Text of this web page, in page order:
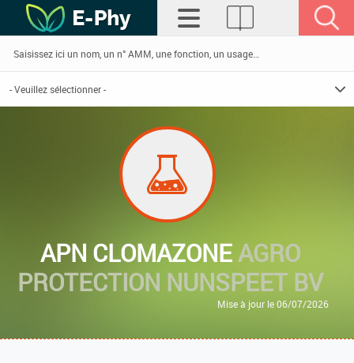
APN CLOMAZONEAGRO
PROTECTION NUNSPEET BV
Mise à jour le 06/07/2026